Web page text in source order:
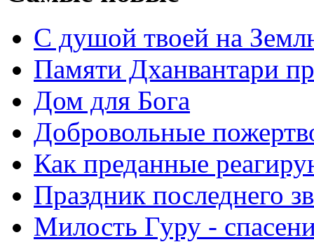
С душой твоей на
Памяти Дханвантари
Дом для Бога
Добровольные
Как преданные
Праздник последнего
Милость Гуру -